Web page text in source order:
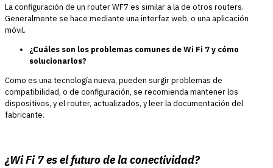
La configuración de un router WF7 es similar a la de otros routers.
Generalmente se hace mediante una interfaz web, o una aplicación
móvil.
¿Cuáles son los problemas comunes de Wi Fi 7 y cómo
solucionarlos?
Como es una tecnología nueva, pueden surgir problemas de
compatibilidad, o de configuración, se recomienda mantener los
dispositivos, y el router, actualizados, y leer la documentación del
fabricante.
¿Wi Fi 7 es el futuro de la conectividad?